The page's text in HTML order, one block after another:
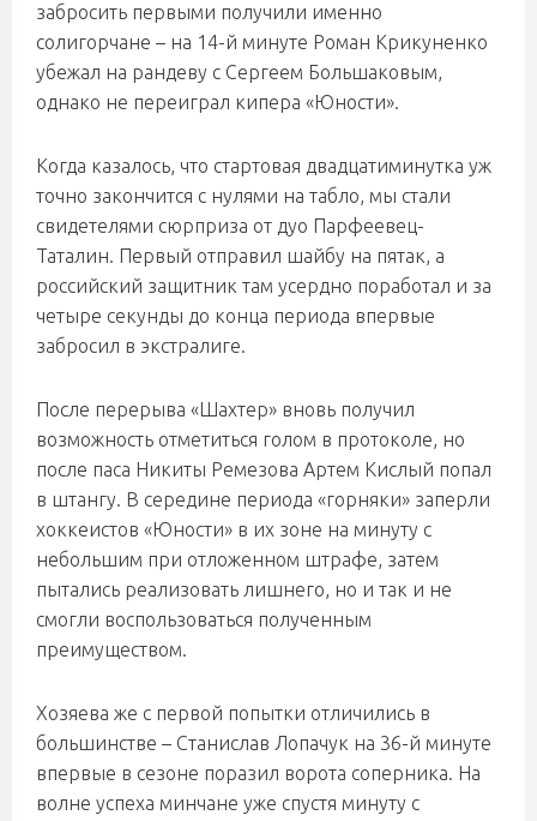
забросить первыми получили именно
солигорчане – на 14-й минуте Роман Крикуненко
убежал на рандеву с Сергеем Большаковым,
однако не переиграл кипера «Юности».
Когда казалось, что стартовая двадцатиминутка уж
точно закончится с нулями на табло, мы стали
свидетелями сюрприза от дуо Парфеевец-
Таталин. Первый отправил шайбу на пятак, а
российский защитник там усердно поработал и за
четыре секунды до конца периода впервые
забросил в экстралиге.
После перерыва «Шахтер» вновь получил
возможность отметиться голом в протоколе, но
после паса Никиты Ремезова Артем Кислый попал
в штангу. В середине периода «горняки» заперли
хоккеистов «Юности» в их зоне на минуту с
небольшим при отложенном штрафе, затем
пытались реализовать лишнего, но и так и не
смогли воспользоваться полученным
преимуществом.
Хозяева же с первой попытки отличились в
большинстве – Станислав Лопачук на 36-й минуте
впервые в сезоне поразил ворота соперника. На
волне успеха минчане уже спустя минуту с